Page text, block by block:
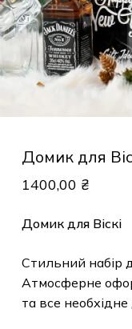
Домик для
1400,00 ₴
Домик для Віскі
Стильний набір
Атмосферне
та все